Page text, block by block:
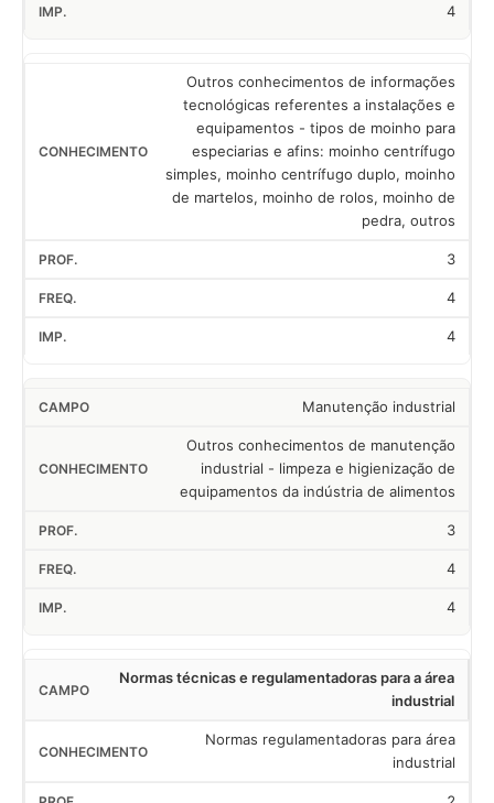
4
Outros conhecimentos de informações
tecnológicas referentes a instalações e
equipamentos - tipos de moinho para
especiarias e afins: moinho centrífugo
simples, moinho centrífugo duplo, moinho
de martelos, moinho de rolos, moinho de
pedra, outros
3
4
4
Manutenção industrial
Outros conhecimentos de manutenção
industrial - limpeza e higienização de
equipamentos da indústria de alimentos
3
4
4
Normas técnicas e regulamentadoras para a área
industrial
Normas regulamentadoras para área
industrial